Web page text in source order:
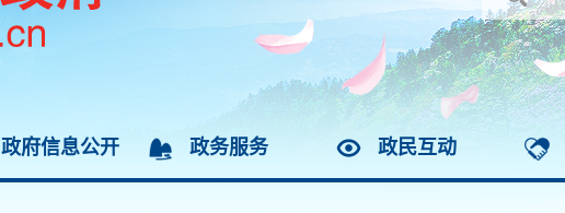
政府信息公开 政务服务 政民互动